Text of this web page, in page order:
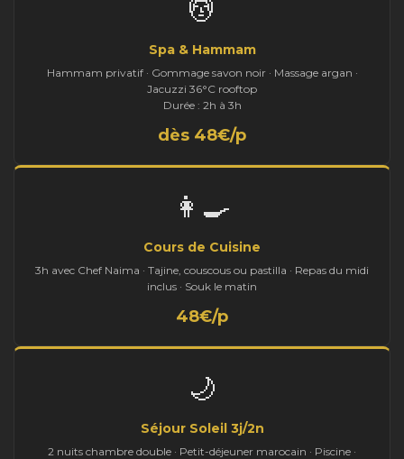
💆
Spa & Hammam
Hammam privatif · Gommage savon noir · Massage argan ·
Jacuzzi 36°C rooftop
Durée : 2h à 3h
dès 48€/p
👩‍🍳
Cours de Cuisine
3h avec Chef Naima · Tajine, couscous ou pastilla · Repas du midi
inclus · Souk le matin
48€/p
🌙
Séjour Soleil 3j/2n
2 nuits chambre double · Petit-déjeuner marocain · Piscine ·